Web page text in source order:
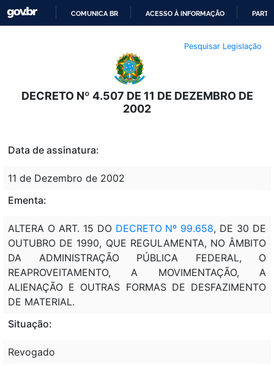
O
CONTEÚDO
COMUNICA BR ACESSO À INFORMAÇÃO
Pesquisar Legislação
DECRETO Nº 4.507 DE 11 DE DEZEMBRO DE
2002
Data de assinatura:
11 de Dezembro de 2002
Ementa:
ALTERA O ART. 15 DO DECRETO Nº 99.658, DE 30 DE
OUTUBRO DE 1990, QUE REGULAMENTA, NO ÂMBITO
DA ADMINISTRAÇÃO PÚBLICA FEDERAL, O
REAPROVEITAMENTO, A MOVIMENTAÇÃO, A
ALIENAÇÃO E OUTRAS FORMAS DE DESFAZIMENTO
DE MATERIAL.
Situação:
Revogado